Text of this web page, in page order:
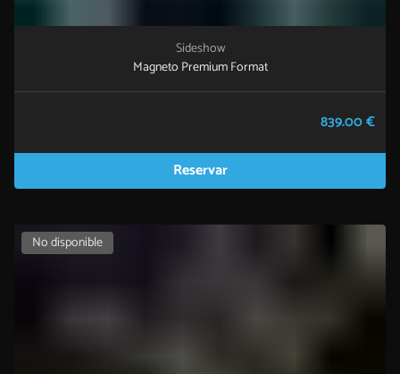
Sideshow
Magneto Premium Format
839.00 €
Reservar
No disponible